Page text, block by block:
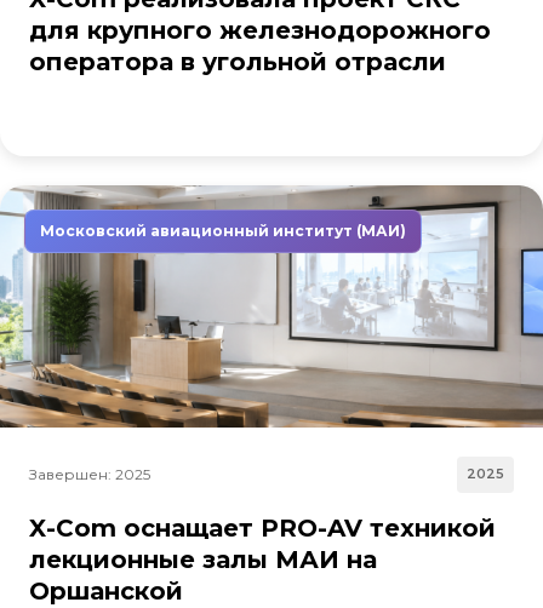
для крупного железнодорожного
оператора в угольной отрасли
Московский авиационный институт (МАИ)
Завершен: 2025 2025
X-Com оснащает PRO-AV техникой
лекционные залы МАИ на
Оршанской